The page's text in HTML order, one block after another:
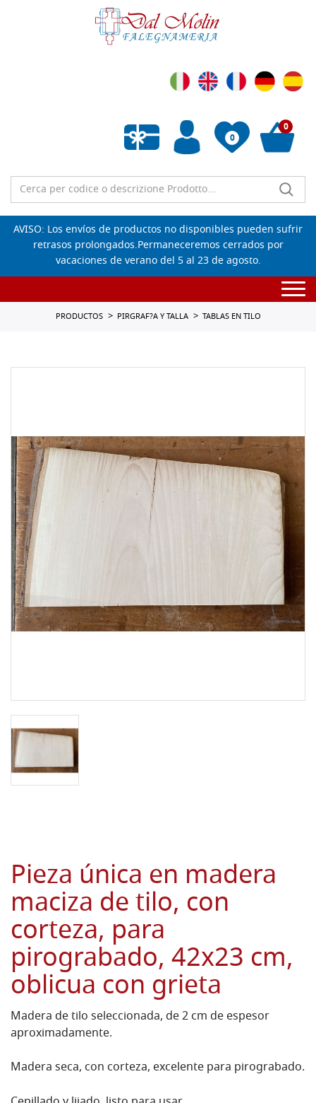
0
Lista de deseos vacía
0
AVISO: Los envíos de productos no disponibles pueden sufrir
retrasos prolongados.Permaneceremos cerrados por
vacaciones de verano del 5 al 23 de agosto.
PRODUCTOS PIRGRAF?A Y TALLA TABLAS EN TILO
Pieza única en madera
maciza de tilo, con
corteza, para
pirograbado, 42x23 cm,
oblicua con grieta
Madera de tilo seleccionada, de 2 cm de espesor
aproximadamente.
Madera seca, con corteza, excelente para pirograbado.